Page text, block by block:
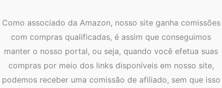
Como associado da Amazon, nosso site ganha comissões
com compras qualificadas, é assim que conseguimos
manter o nosso portal, ou seja, quando você efetua suas
compras por meio dos links disponíveis em nosso site,
podemos receber uma comissão de afiliado, sem que isso